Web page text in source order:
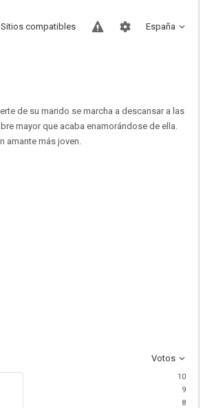
España
Sitios compatibles
de su marido se marcha a descansar a las
mayor que acaba enamorándose de ella.
amante más joven.
Votos
10
9
8